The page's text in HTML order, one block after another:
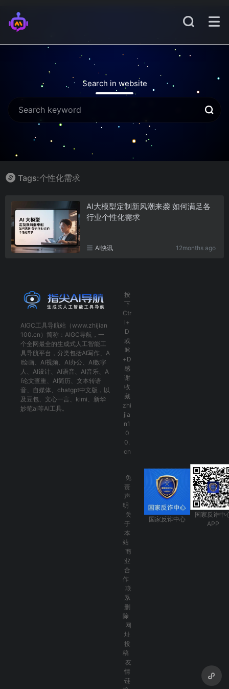
Search in website
Tags:个性化需求
AI大模型定制新风潮来袭 如何满足各
行业个性化需求
AI快讯 12months ago
AIGC工具导航站（www.zhijian
100.cn）简称： AIGC导航 ，一
个全网最全的生成式人工智能工
具导航平台，分类包括AI写作 、 A
I绘画 、 AI视频 、 AI办公 、 AI数字
人 、 AI设计、 AI语音、 AI音乐、 A
I论文查重 、 AI简历 、 文本转语
音、 自媒体 、 chatgpt中文版 ，以
及 豆包、 文心一言 、 kimi 、 新华
妙笔ai等AI工具。
按
下
Ctr
l+
D
或
⌘
+D
感
谢
收
藏
zhi
jia
n1
0
0.
cn
免
责
声
明
关
于
本
站
商
业
合
作
联
系
删
除
网
址
投
稿
友
情
链
国家反诈中心
国家反诈中
APP